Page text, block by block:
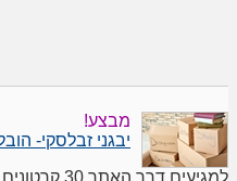
מבצע!
יבגני זבלסקי-
למגיעים דרך האתר 30 קרטונים למעבר דירה במתנה!